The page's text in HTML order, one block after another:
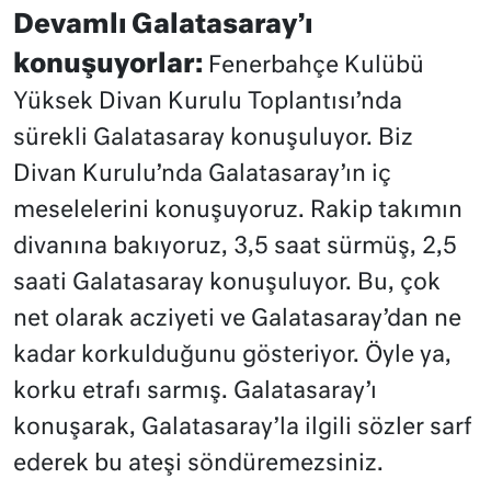
Devamlı Galatasaray’ı
konuşuyorlar: Fenerbahçe Kulübü
Yüksek Divan Kurulu Toplantısı’nda
sürekli Galatasaray konuşuluyor. Biz
Divan Kurulu’nda Galatasaray’ın iç
meselelerini konuşuyoruz. Rakip takımın
divanına bakıyoruz, 3,5 saat sürmüş, 2,5
saati Galatasaray konuşuluyor. Bu, çok
net olarak acziyeti ve Galatasaray’dan ne
kadar korkulduğunu gösteriyor. Öyle ya,
korku etrafı sarmış. Galatasaray’ı
konuşarak, Galatasaray’la ilgili sözler sarf
ederek bu ateşi söndüremezsiniz.